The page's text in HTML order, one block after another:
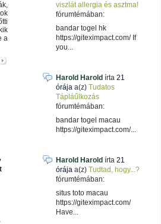
a
viszlát allergia és asztma!
fórumtémában:
bandar togel hk
https://giteximpact.com/ If
you...
Harold Harold írta 21
órája a(z) Tudatos
Tápláűlkozás
fórumtémában:
bandar togel macau
https://giteximpact.com/...
Harold Harold írta 21
órája a(z) Tudtad, hogy...?
fórumtémában:
situs toto macau
https://giteximpact.com/
Have...